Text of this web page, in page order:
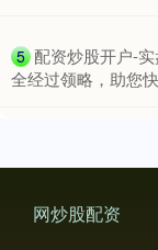
5 配资炒股开户-
全经过领略，助您
网炒股配资